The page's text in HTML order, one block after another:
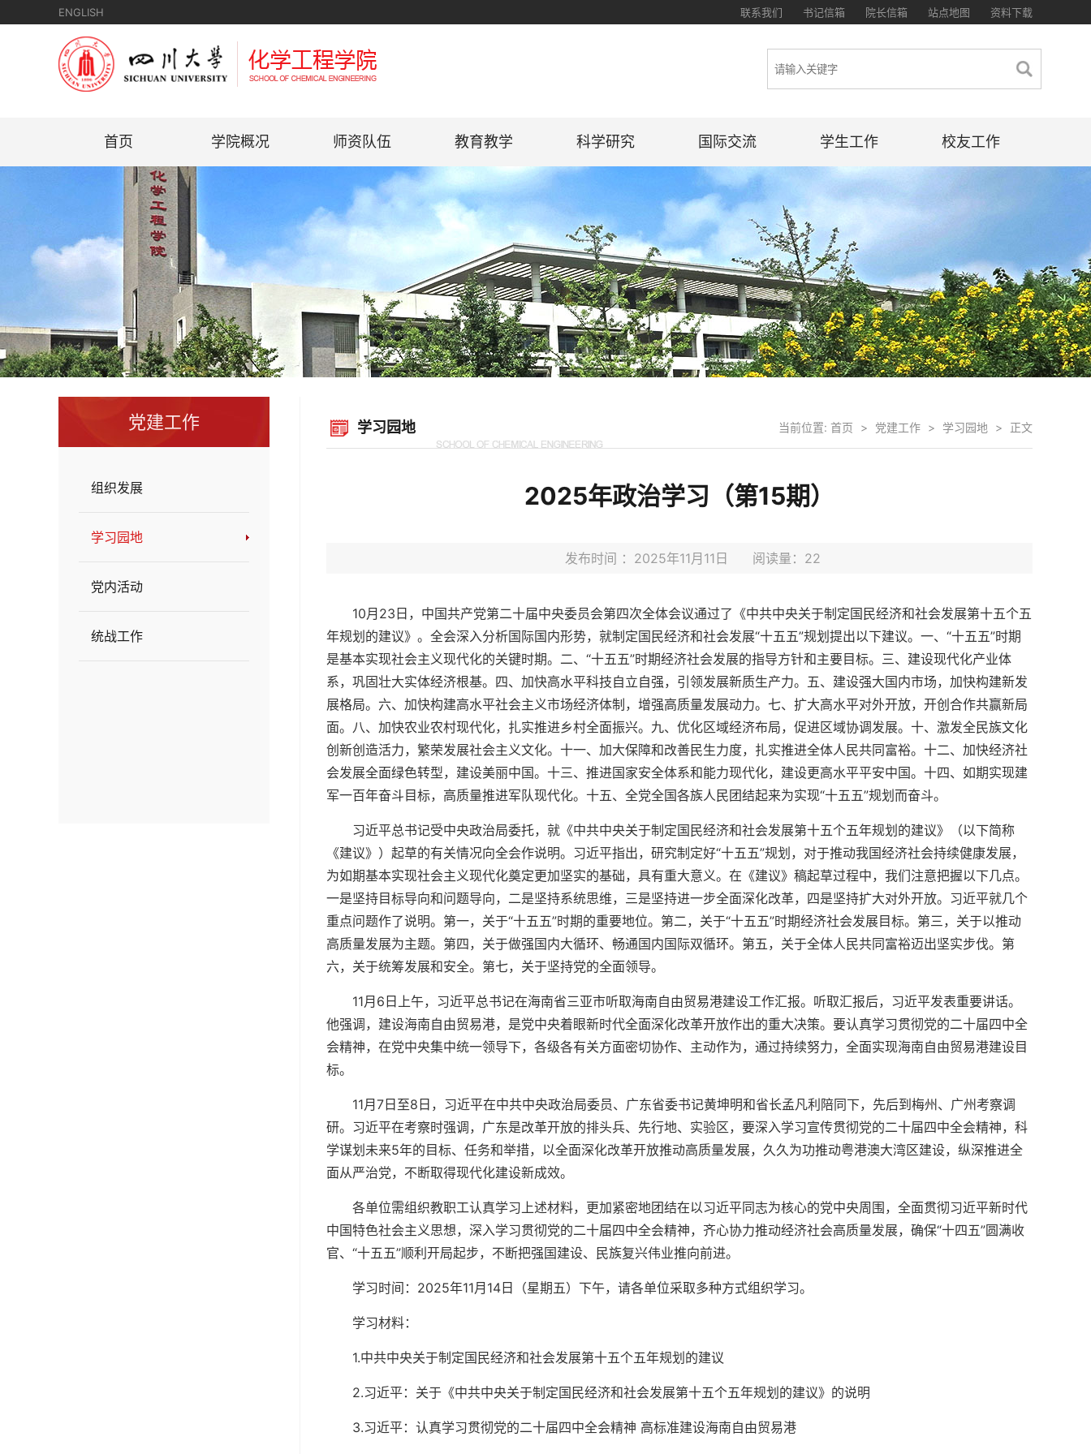
ENGLISH 资料下载
站点地图
院长信箱
书记信箱
联系我们
首页 学院概况 师资队伍 教育教学 科学研究 国际交流 学生工作 校友工作
党建工作
组织发展
学习园地
党内活动
统战工作
学习园地 当前位置: 首页 > 党建工作 > 学习园地 > 正文
2025年政治学习（第15期）
发布时间 ：2025年11月11日 阅读量： 22
10月23日，中国共产党第二十届中央委员会第四次全体会议通过了《中共中央关于制定国民经济和社会发展第十五个五
年规划的建议》。全会深入分析国际国内形势，就制定国民经济和社会发展“十五五”规划提出以下建议。一、“十五五”时期
是基本实现社会主义现代化的关键时期。二、“十五五”时期经济社会发展的指导方针和主要目标。三、建设现代化产业体
系，巩固壮大实体经济根基。四、加快高水平科技自立自强，引领发展新质生产力。五、建设强大国内市场，加快构建新发
展格局。六、加快构建高水平社会主义市场经济体制，增强高质量发展动力。七、扩大高水平对外开放，开创合作共赢新局
面。八、加快农业农村现代化，扎实推进乡村全面振兴。九、优化区域经济布局，促进区域协调发展。十、激发全民族文化
创新创造活力，繁荣发展社会主义文化。十一、加大保障和改善民生力度，扎实推进全体人民共同富裕。十二、加快经济社
会发展全面绿色转型，建设美丽中国。十三、推进国家安全体系和能力现代化，建设更高水平平安中国。十四、如期实现建
军一百年奋斗目标，高质量推进军队现代化。十五、全党全国各族人民团结起来为实现“十五五”规划而奋斗。
习近平总书记受中央政治局委托，就《中共中央关于制定国民经济和社会发展第十五个五年规划的建议》（以下简称
《建议》）起草的有关情况向全会作说明。习近平指出，研究制定好“十五五”规划，对于推动我国经济社会持续健康发展，
为如期基本实现社会主义现代化奠定更加坚实的基础，具有重大意义。在《建议》稿起草过程中，我们注意把握以下几点。
一是坚持目标导向和问题导向，二是坚持系统思维，三是坚持进一步全面深化改革，四是坚持扩大对外开放。习近平就几个
重点问题作了说明。第一，关于“十五五”时期的重要地位。第二，关于“十五五”时期经济社会发展目标。第三，关于以推动
高质量发展为主题。第四，关于做强国内大循环、畅通国内国际双循环。第五，关于全体人民共同富裕迈出坚实步伐。第
六，关于统筹发展和安全。第七，关于坚持党的全面领导。
11月6日上午，习近平总书记在海南省三亚市听取海南自由贸易港建设工作汇报。听取汇报后，习近平发表重要讲话。
他强调，建设海南自由贸易港，是党中央着眼新时代全面深化改革开放作出的重大决策。要认真学习贯彻党的二十届四中全
会精神，在党中央集中统一领导下，各级各有关方面密切协作、主动作为，通过持续努力，全面实现海南自由贸易港建设目
标。
11月7日至8日，习近平在中共中央政治局委员、广东省委书记黄坤明和省长孟凡利陪同下，先后到梅州、广州考察调
研。习近平在考察时强调，广东是改革开放的排头兵、先行地、实验区，要深入学习宣传贯彻党的二十届四中全会精神，科
学谋划未来5年的目标、任务和举措，以全面深化改革开放推动高质量发展，久久为功推动粤港澳大湾区建设，纵深推进全
面从严治党，不断取得现代化建设新成效。
各单位需组织教职工认真学习上述材料，更加紧密地团结在以习近平同志为核心的党中央周围，全面贯彻习近平新时代
中国特色社会主义思想，深入学习贯彻党的二十届四中全会精神，齐心协力推动经济社会高质量发展，确保“十四五”圆满收
官、“十五五”顺利开局起步，不断把强国建设、民族复兴伟业推向前进。
学习时间：2025年11月14日（星期五）下午，请各单位采取多种方式组织学习。
学习材料：
1.中共中央关于制定国民经济和社会发展第十五个五年规划的建议
2.习近平：关于《中共中央关于制定国民经济和社会发展第十五个五年规划的建议》的说明
3.习近平：认真学习贯彻党的二十届四中全会精神 高标准建设海南自由贸易港